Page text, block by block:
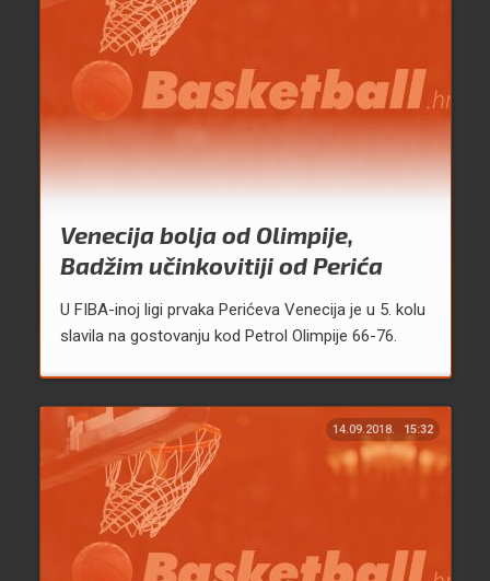
Venecija bolja od Olimpije,
Badžim učinkovitiji od Perića
U FIBA-inoj ligi prvaka Perićeva Venecija je u 5. kolu
slavila na gostovanju kod Petrol Olimpije 66-76.
14.09.2018. 15:32